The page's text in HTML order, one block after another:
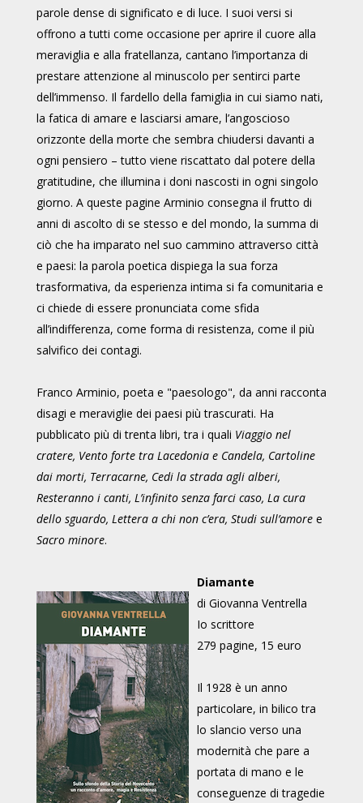
parole dense di significato e di luce. I suoi versi si
offrono a tutti come occasione per aprire il cuore alla
meraviglia e alla fratellanza, cantano l’importanza di
prestare attenzione al minuscolo per sentirci parte
dell’immenso. Il fardello della famiglia in cui siamo nati,
la fatica di amare e lasciarsi amare, l’angoscioso
orizzonte della morte che sembra chiudersi davanti a
ogni pensiero – tutto viene riscattato dal potere della
gratitudine, che illumina i doni nascosti in ogni singolo
giorno. A queste pagine Arminio consegna il frutto di
anni di ascolto di se stesso e del mondo, la summa di
ciò che ha imparato nel suo cammino attraverso città
e paesi: la parola poetica dispiega la sua forza
trasformativa, da esperienza intima si fa comunitaria e
ci chiede di essere pronunciata come sfida
all’indifferenza, come forma di resistenza, come il più
salvifico dei contagi.
Franco Arminio, poeta e "paesologo", da anni racconta
disagi e meraviglie dei paesi più trascurati. Ha
pubblicato più di trenta libri, tra i quali Viaggio nel
cratere, Vento forte tra Lacedonia e Candela, Cartoline
dai morti, Terracarne, Cedi la strada agli alberi,
Resteranno i canti, L’infinito senza farci caso, La cura
dello sguardo, Lettera a chi non c’era, Studi sull’amoree
Sacro minore.
Diamante
di Giovanna Ventrella
Io scrittore
279 pagine, 15 euro
Il 1928 è un anno
particolare, in bilico tra
lo slancio verso una
modernità che pare a
portata di mano e le
conseguenze di tragedie